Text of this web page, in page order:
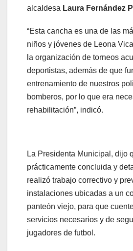
alcaldesa Laura Fernández
“Esta cancha es una de las
niños y jóvenes de Leona
la organización de torneos
deportistas, además de que
entrenamiento de nuestros
bomberos, por lo que era
rehabilitación”, indicó.
La Presidenta Municipal, dijo
prácticamente concluida y
realizó trabajo correctivo y
instalaciones ubicadas a un
panteón viejo, para que
servicios necesarios y de
jugadores de futbol.